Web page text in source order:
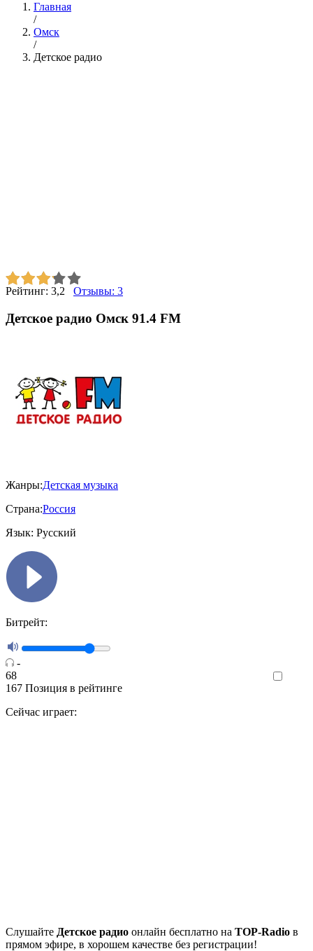
Главная
/
Омск
/
Детское радио
Рейтинг: 3,2 Отзывы: 3
Детское радио Омск 91.4 FM
Жанры:Детская музыка
Страна:Россия
Язык: Русский
Битрейт:
-
68
167 Позиция в рейтинге
Сейчас играет:
Cлушайте Детское радио онлайн бесплатно на TOP-Radio в
прямом эфире, в хорошем качестве без регистрации!